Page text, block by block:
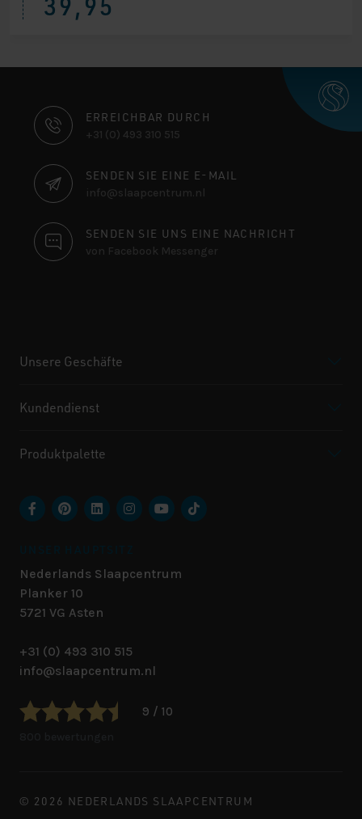
KONTAKTINFORMATIONEN
ERREICHBAR DURCH
+31 (0) 493 310 515
SENDEN SIE EINE E-MAIL
info@slaapcentrum.nl
SENDEN SIE UNS EINE NACHRICHT
von Facebook Messenger
Unsere Geschäfte
Kundendienst
Produktpalette
Nederlands Slaapcentrum
Planker 10
5721 VG Asten
+31 (0) 493 310 515
info@slaapcentrum.nl
9 / 10
© 2026 NEDERLANDS SLAAPCENTRUM